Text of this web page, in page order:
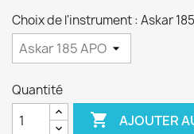
Choix de l'instrument : Askar
Quantité
 AJOUTER